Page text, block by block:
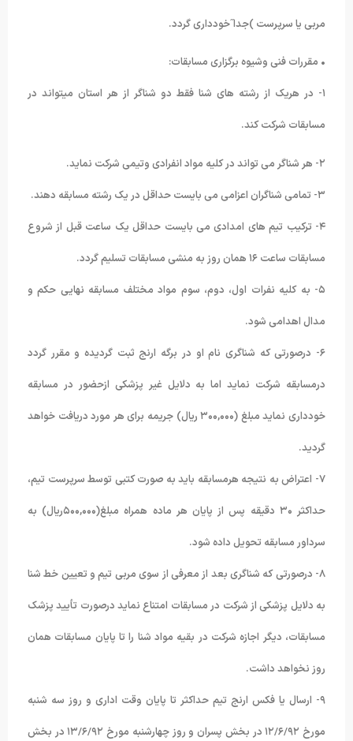
مربی یا سرپرست )جدا˝خودداری گردد.
• مقررات فنی وشیوه برگزاری مسابقات:
١- در هریک از رشته های شنا فقط دو شناگر از هر استان میتواند در
مسابقات شرکت کند.
٢- هر شناگر می تواند در کلیه مواد انفرادی وتیمی شرکت نماید.
٣- تمامی شناگران اعزامی می بایست حداقل در یک رشته مسابقه دهند.
۴- ترکیب تیم های امدادی می بایست حداقل یک ساعت قبل از شروع
مسابقات ساعت ١۶ همان روز به منشی مسابقات تسلیم گردد.
۵- به کلیه نفرات اول، دوم، سوم مواد مختلف مسابقه نهایی حکم و
مدال اهدامی شود.
۶- درصورتی که شناگری نام او در برگه ارنج ثبت گردیده و مقرر گردد
درمسابقه شرکت نماید اما به دلایل غیر پزشکی ازحضور در مسابقه
خودداری نماید مبلغ (٣۰۰,۰۰۰ ریال) جریمه برای هر مورد دریافت خواهد
گردید.
٧- اعتراض به نتیجه هرمسابقه باید به صورت کتبی توسط سرپرست تیم،
حداکثر ٣۰ دقیقه پس از پایان هر ماده همراه مبلغ(۵۰۰,۰۰۰ریال) به
سرداور مسابقه تحویل داده شود.
٨- درصورتی که شناگری بعد از معرفی از سوی مربی تیم و تعیین خط شنا
به دلایل پزشکی از شرکت در مسابقات امتناع نماید درصورت تأیید پزشک
مسابقات، دیگر اجازه شرکت در بقیه مواد شنا را تا پایان مسابقات همان
روز نخواهد داشت.
٩- ارسال یا فکس ارنج تیم حداکثر تا پایان وقت اداری و روز سه شنبه
مورخ ١٢/۶/٩٢ در بخش پسران و روز چهارشنبه مورخ ١٣/۶/٩٢ در بخش